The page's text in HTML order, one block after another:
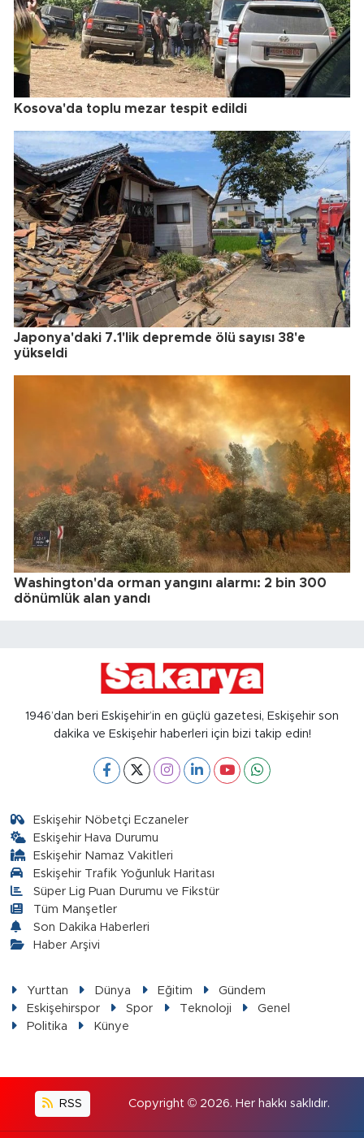
Kosova'da toplu mezar tespit edildi
Japonya'daki 7.1'lik depremde ölü sayısı 38'e
yükseldi
Washington'da orman yangını alarmı: 2 bin 300
dönümlük alan yandı
1946’dan beri Eskişehir’in en güçlü gazetesi, Eskişehir son
dakika ve Eskişehir haberleri için bizi takip edin!
Eskişehir Nöbetçi Eczaneler
Eskişehir Hava Durumu
Eskişehir Namaz Vakitleri
Eskişehir Trafik Yoğunluk Haritası
Süper Lig Puan Durumu ve Fikstür
Tüm Manşetler
Son Dakika Haberleri
Haber Arşivi
Yurttan Dünya Eğitim
Gündem
Eskişehirspor
Spor Teknoloji
Genel
Politika
Künye
RSS Copyright © 2026. Her hakkı saklıdır.